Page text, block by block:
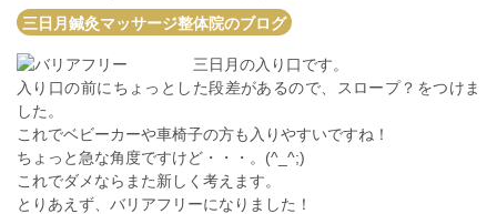
三日月鍼灸マッサージ整体院のブログ
三日月の入り口です。
入り口の前にちょっとした段差があるので、スロープ？をつけま
した。
これでベビーカーや車椅子の方も入りやすいですね！
ちょっと急な角度ですけど・・・。(^_^;)
これでダメならまた新しく考えます。
とりあえず、バリアフリーになりました！